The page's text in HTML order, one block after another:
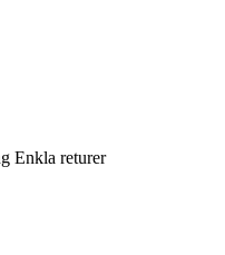
Enkla returer